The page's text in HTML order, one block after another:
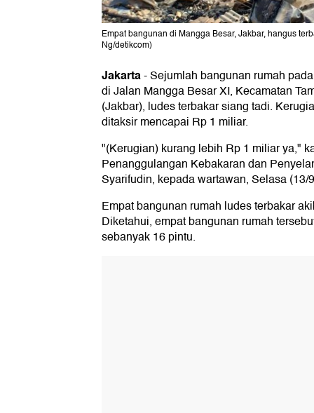
Empat bangunan di Mangga Besar, Jakbar, hangus
Ng/detikcom)
Jakarta-Sejumlah bangunan rumah
di Jalan Mangga Besar XI, Kecamatan
(Jakbar), ludes terbakar siang tadi.
ditaksir mencapai Rp 1 miliar.
"(Kerugian) kurang lebih Rp 1 miliar ya,"
Penanggulangan Kebakaran dan
Syarifudin, kepada wartawan, Selasa (13/
Empat bangunan rumah ludes terbakar
Diketahui, empat bangunan rumah
sebanyak 16 pintu.